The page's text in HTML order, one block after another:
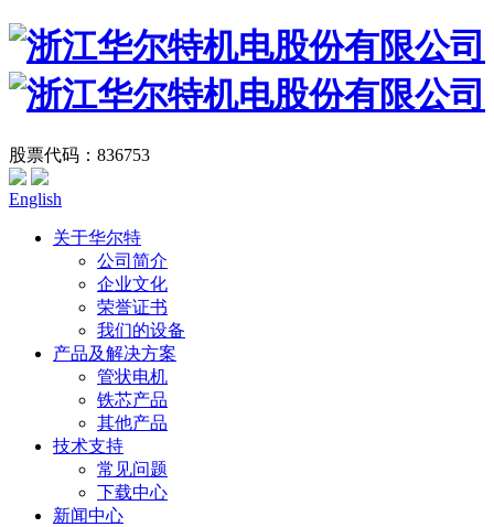
股票代码：836753
English
关于华尔特
公司简介
企业文化
荣誉证书
我们的设备
产品及解决方案
管状电机
铁芯产品
其他产品
技术支持
常见问题
下载中心
新闻中心